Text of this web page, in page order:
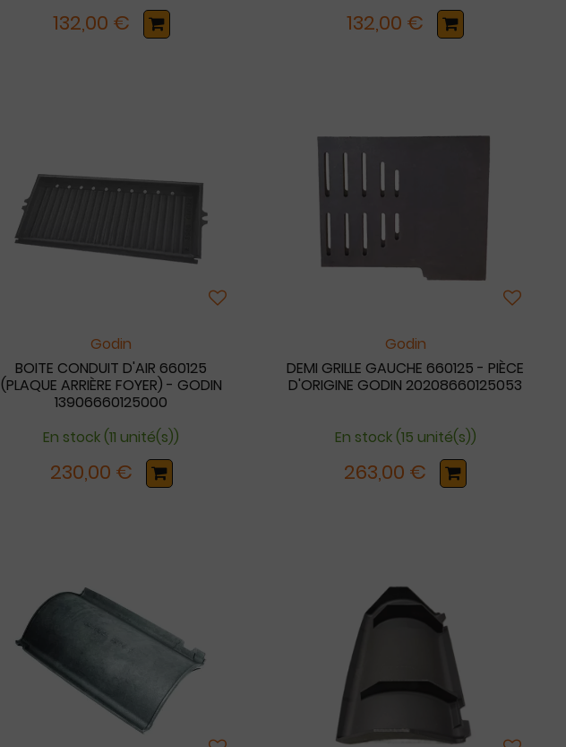
132,00 € 132,00 €
Godin
BOITE CONDUIT D'AIR 660125
(PLAQUE ARRIÈRE FOYER) - GODIN
13906660125000
En stock (11 unité(s))
230,00 €
Godin
DEMI GRILLE GAUCHE 660125 - PIÈCE
D'ORIGINE GODIN 20208660125053
En stock (15 unité(s))
263,00 €